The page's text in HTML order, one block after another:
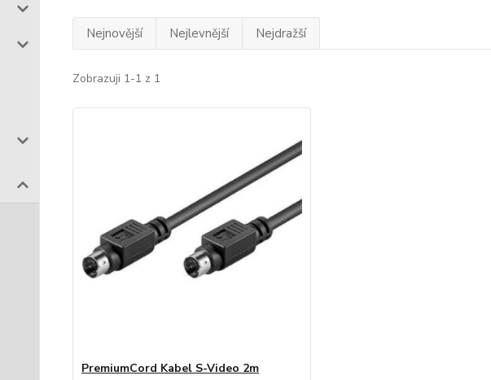
Nejnovější Nejlevnější Nejdražší
Zobrazuji 1-1 z 1
PremiumCord Kabel S-Video 2m